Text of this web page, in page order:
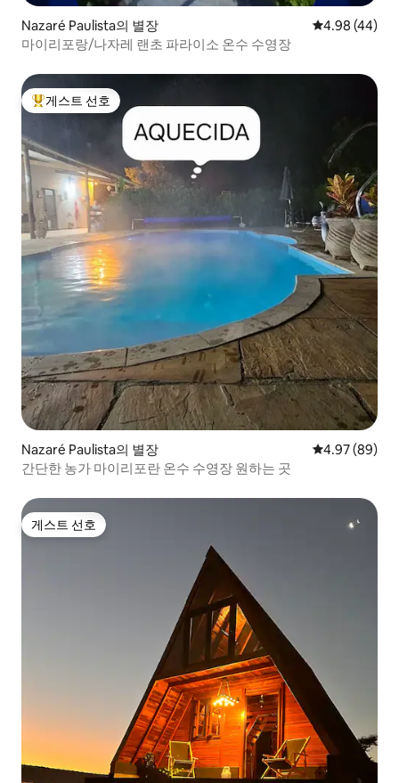
Nazaré Paulista의 별장 평점 4.98점(5
4.98 (44)
마이리포랑/나자레 랜초 파라이소 온수 수영장
상위 게스트 선호
게스트 선호
Nazaré Paulista의 별장 평점 4.97점(5
4.97 (89)
간단한 농가 마이리포란 온수 수영장 원하는 곳
게스트 선호
게스트 선호